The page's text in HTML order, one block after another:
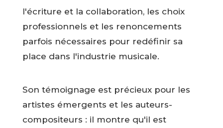
l'écriture et la collaboration, les choix
professionnels et les renoncements
parfois nécessaires pour redéfinir sa
place dans l'industrie musicale.
Son témoignage est précieux pour les
artistes émergents et les auteurs-
compositeurs : il montre qu'il est